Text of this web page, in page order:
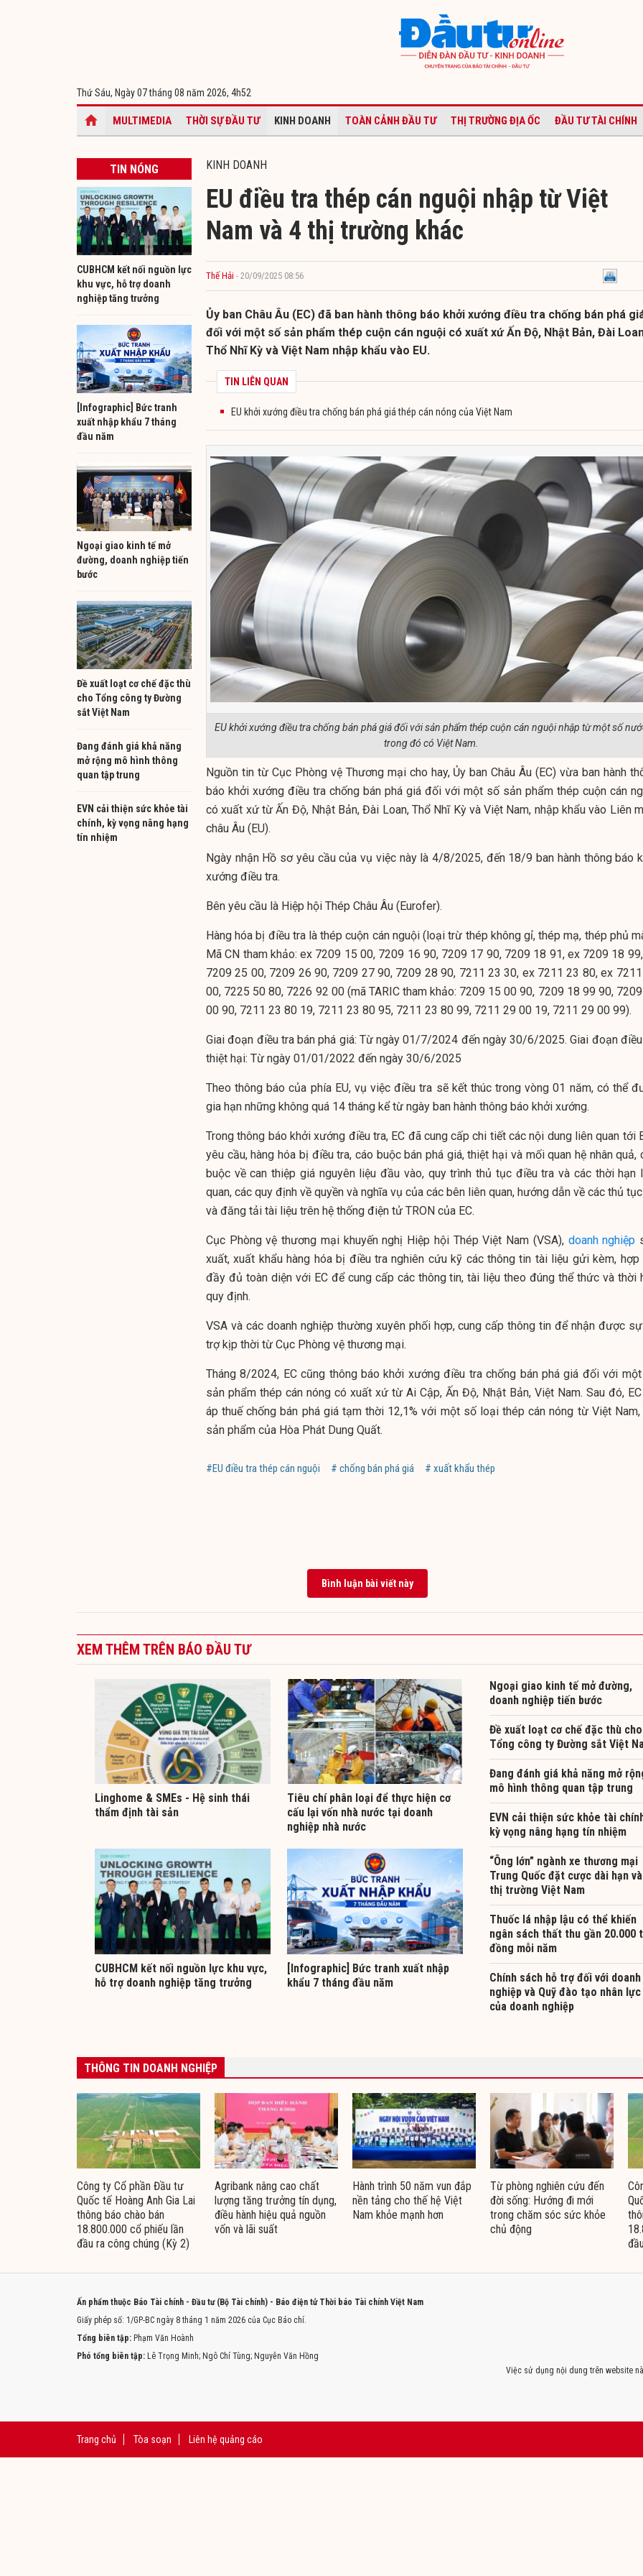
Thứ Sáu, Ngày 07 tháng 08 năm 2026, 4h52
MULTIMEDIA THỜI SỰ ĐẦU TƯ KINH DOANH TOÀN CẢNH ĐẦU TƯ THỊ TRƯỜNG ĐỊA ỐC ĐẦU TƯ TÀI CHÍNH
TIN NÓNG
CUBHCM kết nối nguồn lực
khu vực, hỗ trợ doanh
nghiệp tăng trưởng
[Infographic] Bức tranh
xuất nhập khẩu 7 tháng
đầu năm
Ngoại giao kinh tế mở
đường, doanh nghiệp tiến
bước
Đề xuất loạt cơ chế đặc thù
cho Tổng công ty Đường
sắt Việt Nam
Đang đánh giá khả năng
mở rộng mô hình thông
quan tập trung
EVN cải thiện sức khỏe tài
chính, kỳ vọng nâng hạng
tín nhiệm
KINH DOANH
EU điều tra thép cán nguội nhập từ Việt
Nam và 4 thị trường khác
Thế Hải - 20/09/2025 08:56
Ủy ban Châu Âu (EC) đã ban hành thông báo khởi xướng điều tra chống bán phá
đối với một số sản phẩm thép cuộn cán nguội có xuất xứ Ấn Độ, Nhật Bản, Đài
Thổ Nhĩ Kỳ và Việt Nam nhập khẩu vào EU.
TIN LIÊN QUAN
EU khởi xướng điều tra chống bán phá giá thép cán nóng của Việt Nam
EU khởi xướng điều tra chống bán phá giá đối với sản phẩm thép cuộn cán nguội nhập từ một số
trong đó có Việt Nam.
Nguồn tin từ Cục Phòng vệ Thương mại cho hay, Ủy ban Châu Âu (EC) vừa ban hành
báo khởi xướng điều tra chống bán phá giá đối với một số sản phẩm thép cuộn cán
có xuất xứ từ Ấn Độ, Nhật Bản, Đài Loan, Thổ Nhĩ Kỳ và Việt Nam, nhập khẩu vào Liên
châu Âu (EU).
Ngày nhận Hồ sơ yêu cầu của vụ việc này là 4/8/2025, đến 18/9 ban hành thông báo
xướng điều tra.
Bên yêu cầu là Hiệp hội Thép Châu Âu (Eurofer).
Hàng hóa bị điều tra là thép cuộn cán nguội (loại trừ thép không gỉ, thép mạ, thép phủ
Mã CN tham khảo: ex 7209 15 00, 7209 16 90, 7209 17 90, 7209 18 91, ex 7209 18
7209 25 00, 7209 26 90, 7209 27 90, 7209 28 90, 7211 23 30, ex 7211 23 80, ex
00, 7225 50 80, 7226 92 00 (mã TARIC tham khảo: 7209 15 00 90, 7209 18 99 90,
00 90, 7211 23 80 19, 7211 23 80 95, 7211 23 80 99, 7211 29 00 19, 7211 29 00 99).
Giai đoạn điều tra bán phá giá: Từ ngày 01/7/2024 đến ngày 30/6/2025.Giai đoạn
thiệt hại: Từ ngày 01/01/2022 đến ngày 30/6/2025
Theo thông báo của phía EU, vụ việc điều tra sẽ kết thúc trong vòng 01 năm, có thể
gia hạn những không quá 14 tháng kể từ ngày ban hành thông báo khởi xướng.
Trong thông báo khởi xướng điều tra, EC đã cung cấp chi tiết các nội dung liên quan tới
yêu cầu, hàng hóa bị điều tra, cáo buộc bán phá giá, thiệt hại và mối quan hệ nhân quả,
buộc về can thiệp giá nguyên liệu đầu vào, quy trình thủ tục điều tra và các thời hạn
quan, các quy định về quyền và nghĩa vụ của các bên liên quan, hướng dẫn về các thủ
và đăng tải tài liệu trên hệ thống điện tử TRON của EC.
Cục Phòng vệ thương mại khuyến nghị Hiệp hội Thép Việt Nam (VSA), doanh nghiệp
xuất, xuất khẩu hàng hóa bị điều tra nghiên cứu kỹ các thông tin tài liệu gửi kèm, hợp
đầy đủ toàn diện với EC để cung cấp các thông tin, tài liệu theo đúng thể thức và thời
quy định.
VSA và các doanh nghiệp thường xuyên phối hợp, cung cấp thông tin để nhận được
trợ kịp thời từ Cục Phòng vệ thương mại.
Tháng 8/2024, EC cũng thông báokhởi xướng điều tra chống bán phá giá đối với
sản phẩm thép cán nóng có xuất xứ từ Ai Cập, Ấn Độ, Nhật Bản, Việt Nam. Sau đó,
áp thuế chống bán phá giá tạm thời 12,1% với một số loại thép cán nóng từ Việt
sản phẩm của Hòa Phát Dung Quất.
#EU điều tra thép cán nguội # chống bán phá giá # xuất khẩu thép
Bình luận bài viết này
XEM THÊM TRÊN BÁO ĐẦU TƯ
Linghome & SMEs - Hệ sinh thái
thẩm định tài sản
Tiêu chí phân loại để thực hiện cơ
cấu lại vốn nhà nước tại doanh
nghiệp nhà nước
CUBHCM kết nối nguồn lực khu vực,
hỗ trợ doanh nghiệp tăng trưởng
[Infographic] Bức tranh xuất nhập
khẩu 7 tháng đầu năm
Ngoại giao kinh tế mở đường,
doanh nghiệp tiến bước
Đề xuất loạt cơ chế đặc thù cho
Tổng công ty Đường sắt Việt
Đang đánh giá khả năng mở
mô hình thông quan tập trung
EVN cải thiện sức khỏe tài
kỳ vọng nâng hạng tín nhiệm
“Ông lớn” ngành xe thương mại
Trung Quốc đặt cược dài hạn
thị trường Việt Nam
Thuốc lá nhập lậu có thể khiến
ngân sách thất thu gần 20.000
đồng mỗi năm
Chính sách hỗ trợ đối với doanh
nghiệp và Quỹ đào tạo nhân lực
của doanh nghiệp
THÔNG TIN DOANH NGHIỆP
Công ty Cổ phần Đầu tư
Quốc tế Hoàng Anh Gia Lai
thông báo chào bán
18.800.000 cổ phiếu lần
đầu ra công chúng (Kỳ 2)
Agribank nâng cao chất
lượng tăng trưởng tín dụng,
điều hành hiệu quả nguồn
vốn và lãi suất
Hành trình 50 năm vun đắp
nền tảng cho thế hệ Việt
Nam khỏe mạnh hơn
Từ phòng nghiên cứu đến
đời sống: Hướng đi mới
trong chăm sóc sức khỏe
chủ động
Ấn phẩm thuộc Báo Tài chính - Đầu tư (Bộ Tài chính) - Báo điện tử Thời báo Tài chính Việt Nam
Giấy phép số: 1/GP-BC ngày 8 tháng 1 năm 2026 của Cục Báo chí.
Tổng biên tập: Phạm Văn Hoành
Phó tổng biên tập: Lê Trọng Minh; Ngô Chí Tùng; Nguyễn Văn Hồng
Việc sử dụng nội dung trên website
Trang chủ Tòa soạn Liên hệ quảng cáo